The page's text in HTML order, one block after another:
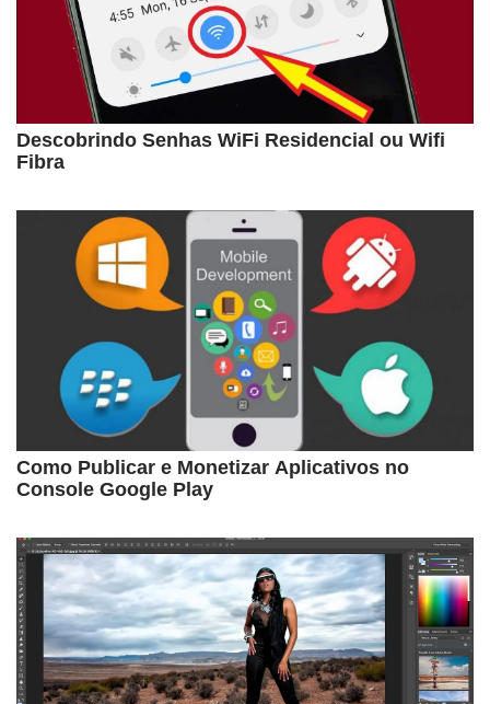
Descobrindo Senhas WiFi Residencial ou Wifi
Fibra
Como Publicar e Monetizar Aplicativos no
Console Google Play